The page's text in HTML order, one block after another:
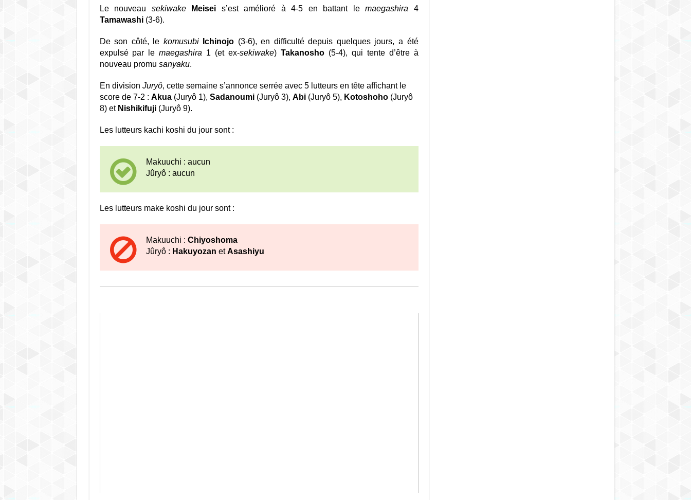
Le nouveau sekiwake Meisei s’est amélioré à 4-5 en battant le maegashira 4
Tamawashi(3-6).
De son côté, le komusubi Ichinojo (3-6), en difficulté depuis quelques jours, a été
expulsé par lemaegashira 1 (et ex-sekiwake) Takanosho(5-4), qui tente d’être à
nouveau promu sanyaku.
En division Juryô, cette semaine s’annonce serrée avec 5 lutteurs en tête affichant le
score de 7-2 : Akua(Juryô 1), Sadanoumi(Juryô 3), Abi(Juryô 5), Kotoshoho(Juryô
8) et Nishikifuji(Juryô 9).
Les lutteurs kachi koshi du jour sont :
Makuuchi : aucun
Jûryô : aucun
Les lutteurs make koshi du jour sont :
Makuuchi : Chiyoshoma
Jûryô : Hakuyozan etAsashiyu